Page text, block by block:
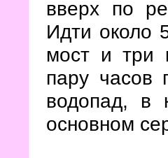
вверх по
Идти около
мост и три
пару часов
водопад, в
основном